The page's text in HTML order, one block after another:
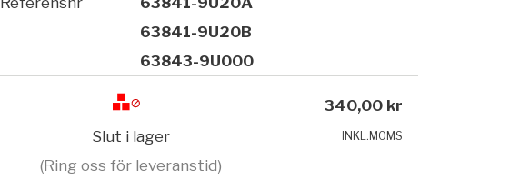
63841-9U20B
63843-9U000
Slut i lager
(Ring oss för leveranstid)
340,00 kr
INKL.MOMS